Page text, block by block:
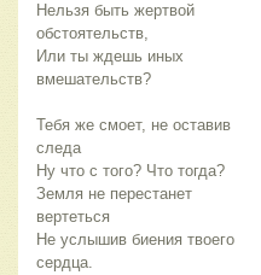
Нельзя быть жертвой
обстоятельств,
Или ты ждешь иных
вмешательств?
Тебя же смоет, не оставив
следа
Ну что с того? Что тогда?
Земля не перестанет
вертеться
Не услышив биения твоего
сердца.